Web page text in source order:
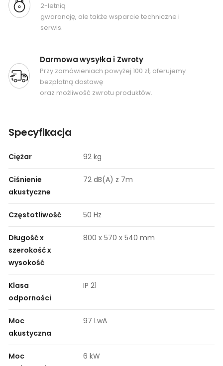
2-letnią
gwarancję, ale także wsparcie techniczne i
serwis.
Darmowa wysyłka i Zwroty
Przy zamówieniach powyżej 100 zł, oferujemy
bezpłatną dostawę
oraz możliwość zwrotu produktów.
Specyfikacja
Ciężar 92 kg
Ciśnienie
akustyczne
72 dB(A) z 7m
Częstotliwość 50 Hz
Długość x
szerokość x
wysokość
800 x 570 x 540 mm
Klasa
odporności
IP 21
Moc
akustyczna
97 LwA
Moc
6 kW